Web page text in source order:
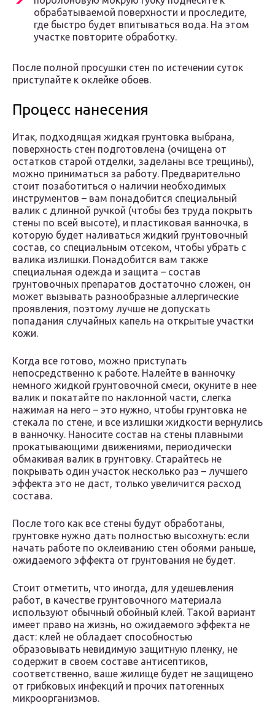
обрабатываемой поверхности и проследите,
где быстро будет впитываться вода. На этом
участке повторите обработку.
После полной просушки стен по истечении суток
приступайте к оклейке обоев.
Процесс нанесения
Итак, подходящая жидкая грунтовка выбрана,
поверхность стен подготовлена (очищена от
остатков старой отделки, заделаны все трещины),
можно приниматься за работу. Предварительно
стоит позаботиться о наличии необходимых
инструментов – вам понадобится специальный
валик с длинной ручкой (чтобы без труда покрыть
стены по всей высоте), и пластиковая ванночка, в
которую будет наливаться жидкий грунтовочный
состав, со специальным отсеком, чтобы убрать с
валика излишки. Понадобится вам также
специальная одежда и защита – состав
грунтовочных препаратов достаточно сложен, он
может вызывать разнообразные аллергические
проявления, поэтому лучше не допускать
попадания случайных капель на открытые участки
кожи.
Когда все готово, можно приступать
непосредственно к работе. Налейте в ванночку
немного жидкой грунтовочной смеси, окуните в нее
валик и покатайте по наклонной части, слегка
нажимая на него – это нужно, чтобы грунтовка не
стекала по стене, и все излишки жидкости вернулись
в ванночку. Наносите состав на стены плавными
прокатывающими движениями, периодически
обмакивая валик в грунтовку. Старайтесь не
покрывать один участок несколько раз – лучшего
эффекта это не даст, только увеличится расход
состава.
После того как все стены будут обработаны,
грунтовке нужно дать полностью высохнуть: если
начать работе по оклеиванию стен обоями раньше,
ожидаемого эффекта от грунтования не будет.
Стоит отметить, что иногда, для удешевления
работ, в качестве грунтовочного материала
используют обычный обойный клей. Такой вариант
имеет право на жизнь, но ожидаемого эффекта не
даст: клей не обладает способностью
образовывать невидимую защитную пленку, не
содержит в своем составе антисептиков,
соответственно, ваше жилище будет не защищено
от грибковых инфекций и прочих патогенных
микроорганизмов.